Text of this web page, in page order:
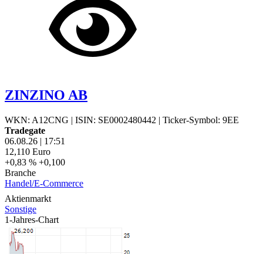
ZINZINO AB
WKN: A12CNG | ISIN: SE0002480442 | Ticker-Symbol: 9EE
Tradegate
06.08.26 | 17:51
12,110 Euro
+0,83 % +0,100
Branche
Handel/E-Commerce
Aktienmarkt
Sonstige
1-Jahres-Chart